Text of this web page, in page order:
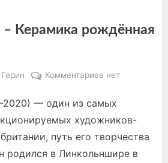
Керамика рождённая
Комментариевк
Джон
Малтби
Керамика
рождённая
нет
— один из самых
художников-
путь его творчества
родился в Линкольншире в